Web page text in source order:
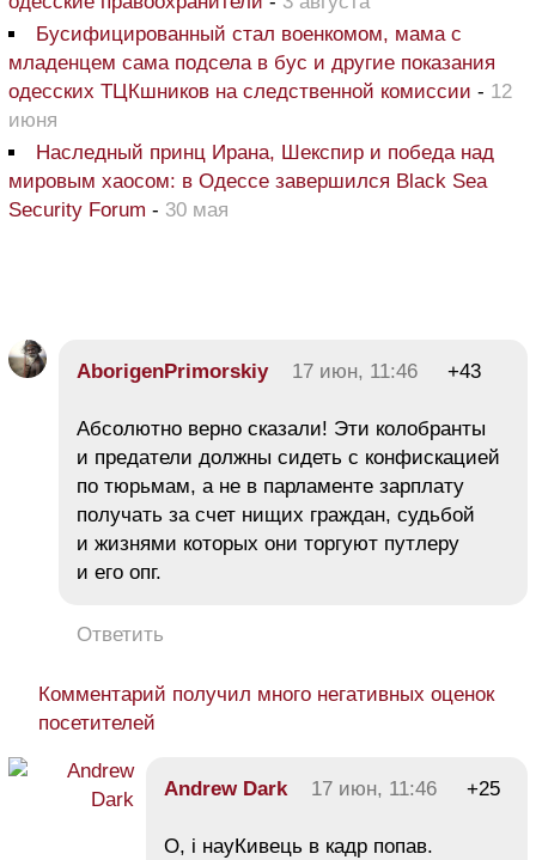
Бусифицированный стал военкомом, мама с
младенцем сама подсела в бус и другие показания
одесских ТЦКшников на следственной комиссии - 12
июня
Наследный принц Ирана, Шекспир и победа над
мировым хаосом: в Одессе завершился Black Sea
Security Forum - 30 мая
AborigenPrimorskiy 17 июн, 11:46 +43
Абсолютно верно сказали! Эти колобранты
и предатели должны сидеть с конфискацией
по тюрьмам, а не в парламенте зарплату
получать за счет нищих граждан, судьбой
и жизнями которых они торгуют путлеру
и его опг.
Ответить
Комментарий получил много негативных оценок
посетителей
Andrew Dark 17 июн, 11:46 +25
О, і науКивець в кадр попав.